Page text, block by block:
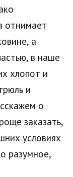
отнимает
а
в наше
хлопот и
и
о
заказать,
условиях
разумное,